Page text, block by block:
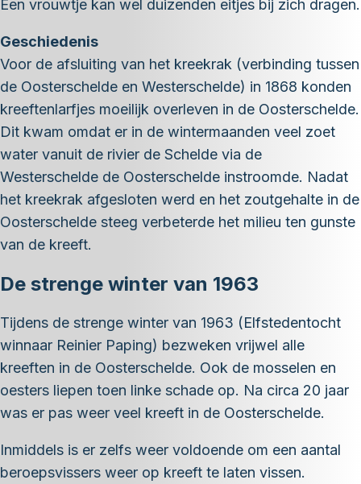
Een vrouwtje kan wel duizenden eitjes bij zich dragen.
Geschiedenis
Voor de afsluiting van het kreekrak (verbinding tussen
de Oosterschelde en Westerschelde) in 1868 konden
kreeftenlarfjes moeilijk overleven in de Oosterschelde.
Dit kwam omdat er in de wintermaanden veel zoet
water vanuit de rivier de Schelde via de
Westerschelde de Oosterschelde instroomde. Nadat
het kreekrak afgesloten werd en het zoutgehalte in de
Oosterschelde steeg verbeterde het milieu ten gunste
van de kreeft.
De strenge winter van 1963
Tijdens de strenge winter van 1963 (Elfstedentocht
winnaar Reinier Paping) bezweken vrijwel alle
kreeften in de Oosterschelde. Ook de mosselen en
oesters liepen toen linke schade op. Na circa 20 jaar
was er pas weer veel kreeft in de Oosterschelde.
Inmiddels is er zelfs weer voldoende om een aantal
beroepsvissers weer op kreeft te laten vissen.